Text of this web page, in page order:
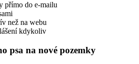
přímo do e-mailu
než na webu
kdykoliv
psa na nové pozemky